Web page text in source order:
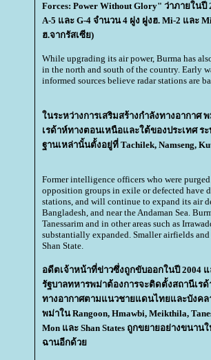
Forces: Power Without Glory" ว่าภายใน
A-5 และ G-4 จำนวน 4 ฝูง ฝูงฮ. Mi-2 และ
ฮ.จากรัสเซีย)
While upgrading its air power, Burma has
in the north and south of the country. Early
informed sources believe radar stations are
นระหว่างการเสริมสร้างกำลังทางอากาศ
เรด้าห์ทางตอนเหนือและใต้ของประเทศ
ฐานเหล่านั้นตั้งอยู่ที่ Tachilek, Namseng,
Former intelligence officers who were
opposition groups in exile or defected have
stations, and will continue to expand its air
Bangladesh, and near the Andaman Sea.
Tanessarim and in other areas such as
substantially expanded. Smaller airfields
Shan State.
อดีตเจ้าหน้าที่ข่าวซึ่งถูกขับออกในปี 2004
รัฐบาลทหารพม่าต้องการจะติดตั้งสถานีเร
ทางอากาศตามแนวชายแดนไทยและบังค
พม่าใน Rangoon, Hmawbi, Meikthila,
Mon และ Shan States ถูกขยายอย่างขนา
ฉานอีกด้ว